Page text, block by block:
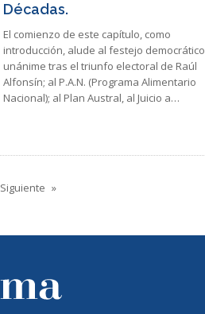
Décadas.
El comienzo de este capítulo, como
introducción, alude al festejo democrático
unánime tras el triunfo electoral de Raúl
Alfonsín; al P.A.N. (Programa Alimentario
Nacional); al Plan Austral, al Juicio a…
Siguiente